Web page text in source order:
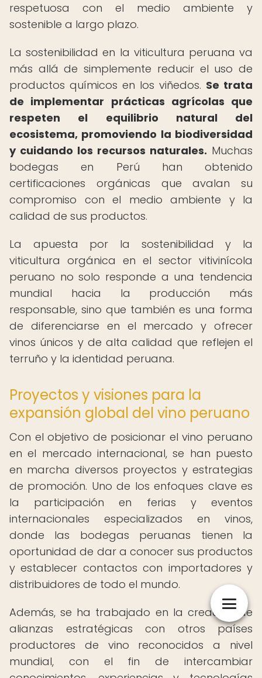
respetuosa con el medio ambiente y
sostenible a largo plazo.
La sostenibilidad en la viticultura peruana va
más allá de simplemente reducir el uso de
productos químicos en los viñedos. Se trata
de implementar prácticas agrícolas que
respeten el equilibrio natural del
ecosistema, promoviendo la biodiversidad
y cuidando los recursos naturales. Muchas
bodegas en Perú han obtenido
certificaciones orgánicas que avalan su
compromiso con el medio ambiente y la
calidad de sus productos.
La apuesta por la sostenibilidad y la
viticultura orgánica en el sector vitivinícola
peruano no solo responde a una tendencia
mundial hacia la producción más
responsable, sino que también es una forma
de diferenciarse en el mercado y ofrecer
vinos únicos y de alta calidad que reflejen el
terruño y la identidad peruana.
Proyectos y visiones para la
expansión global del vino peruano
Con el objetivo de posicionar el vino peruano
en el mercado internacional, se han puesto
en marcha diversos proyectos y estrategias
de promoción. Uno de los enfoques clave es
la participación en ferias y eventos
internacionales especializados en vinos,
donde las bodegas peruanas tienen la
oportunidad de dar a conocer sus productos
y establecer contactos con importadores y
distribuidores de todo el mundo.
Además, se ha trabajado en la creación de
alianzas estratégicas con otros países
productores de vino reconocidos a nivel
mundial, con el fin de intercambiar